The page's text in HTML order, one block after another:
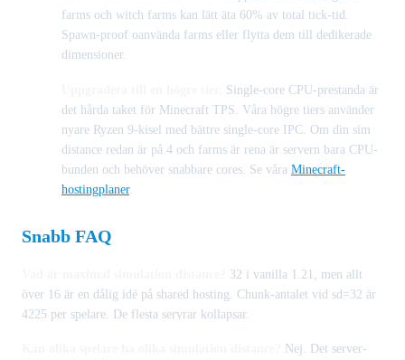
farms och witch farms kan lätt äta 60% av total tick-tid.
Spawn-proof oanvända farms eller flytta dem till dedikerade
dimensioner.
Single-core CPU-prestanda är
det hårda taket för Minecraft TPS. Våra högre tiers använder
nyare Ryzen 9-kisel med bättre single-core IPC. Om din sim
distance redan är på 4 och farms är rena är servern bara CPU-
bunden och behöver snabbare cores. Se våra Minecraft-
hostingplaner.
Snabb FAQ
32 i vanilla 1.21, men allt
över 16 är en dålig idé på shared hosting. Chunk-antalet vid sd=32 är
4225 per spelare. De flesta servrar kollapsar.
Nej. Det server-